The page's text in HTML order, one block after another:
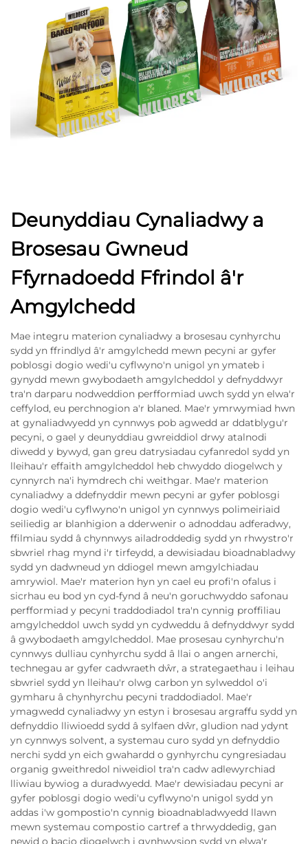
Deunyddiau Cynaliadwy a
Brosesau Gwneud
Ffyrnadoedd Ffrindol â'r
Amgylchedd
Mae integru materion cynaliadwy a brosesau cynhyrchu
sydd yn ffrindlyd â'r amgylchedd mewn pecyni ar gyfer
poblosgi dogio wedi'u cyflwyno'n unigol yn ymateb i
gynydd mewn gwybodaeth amgylcheddol y defnyddwyr
tra'n darparu nodweddion perfformiad uwch sydd yn elwa'r
ceffylod, eu perchnogion a'r blaned. Mae'r ymrwymiad hwn
at gynaliadwyedd yn cynnwys pob agwedd ar ddatblygu'r
pecyni, o gael y deunyddiau gwreiddiol drwy atalnodi
diwedd y bywyd, gan greu datrysiadau cyfanredol sydd yn
lleihau'r effaith amgylcheddol heb chwyddo diogelwch y
cynnyrch na'i hymdrech chi weithgar. Mae'r materion
cynaliadwy a ddefnyddir mewn pecyni ar gyfer poblosgi
dogio wedi'u cyflwyno'n unigol yn cynnwys polimeiriaid
seiliedig ar blanhigion a dderwenir o adnoddau adferadwy,
ffilmiau sydd â chynnwys ailadroddedig sydd yn rhwystro'r
sbwriel rhag mynd i'r tirfeydd, a dewisiadau bioadnabladwy
sydd yn dadwneud yn ddiogel mewn amgylchiadau
amrywiol. Mae'r materion hyn yn cael eu profi'n ofalus i
sicrhau eu bod yn cyd-fynd â neu'n goruchwyddo safonau
perfformiad y pecyni traddodiadol tra'n cynnig proffiliau
amgylcheddol uwch sydd yn cydweddu â defnyddwyr sydd
â gwybodaeth amgylcheddol. Mae prosesau cynhyrchu'n
cynnwys dulliau cynhyrchu sydd â llai o angen arnerchi,
technegau ar gyfer cadwraeth dŵr, a strategaethau i leihau
sbwriel sydd yn lleihau'r olwg carbon yn sylweddol o'i
gymharu â chynhyrchu pecyni traddodiadol. Mae'r
ymagwedd cynaliadwy yn estyn i brosesau argraffu sydd yn
defnyddio lliwioedd sydd â sylfaen dŵr, gludion nad ydynt
yn cynnwys solvent, a systemau curo sydd yn defnyddio
nerchi sydd yn eich gwahardd o gynhyrchu cyngresiadau
organig gweithredol niweidiol tra'n cadw adlewyrchiad
lliwiau bywiog a duradwyedd. Mae'r dewisiadau pecyni ar
gyfer poblosgi dogio wedi'u cyflwyno'n unigol sydd yn
addas i'w gompostio'n cynnig bioadnabladwyedd llawn
mewn systemau compostio cartref a thrwyddedig, gan